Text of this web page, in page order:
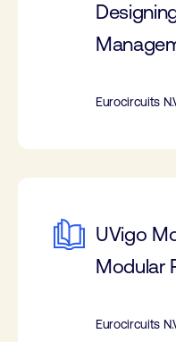
Eurocircuits
UVigo
Modular
Eurocircuits